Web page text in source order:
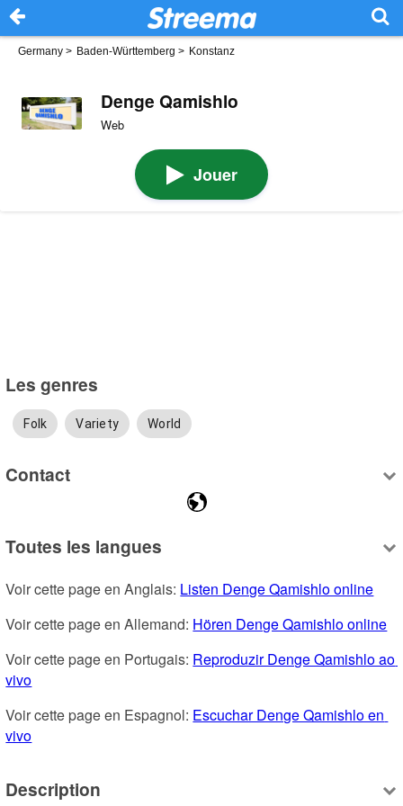
Germany > Baden-Württemberg > Konstanz
Denge Qamishlo
Web
Jouer
Les genres
Folk Variety World
Contact
Toutes les langues
Voir cette page en Anglais: Listen Denge Qamishlo online
Voir cette page en Allemand: Hören Denge Qamishlo online
Voir cette page en Portugais: Reproduzir Denge Qamishlo ao
vivo
Voir cette page en Espagnol: Escuchar Denge Qamishlo en
vivo
Description